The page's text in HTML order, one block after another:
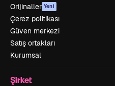
Orijinaller Yeni
Çerez politikası
Güven merkezi
Satış ortakları
Kurumsal
Şirket